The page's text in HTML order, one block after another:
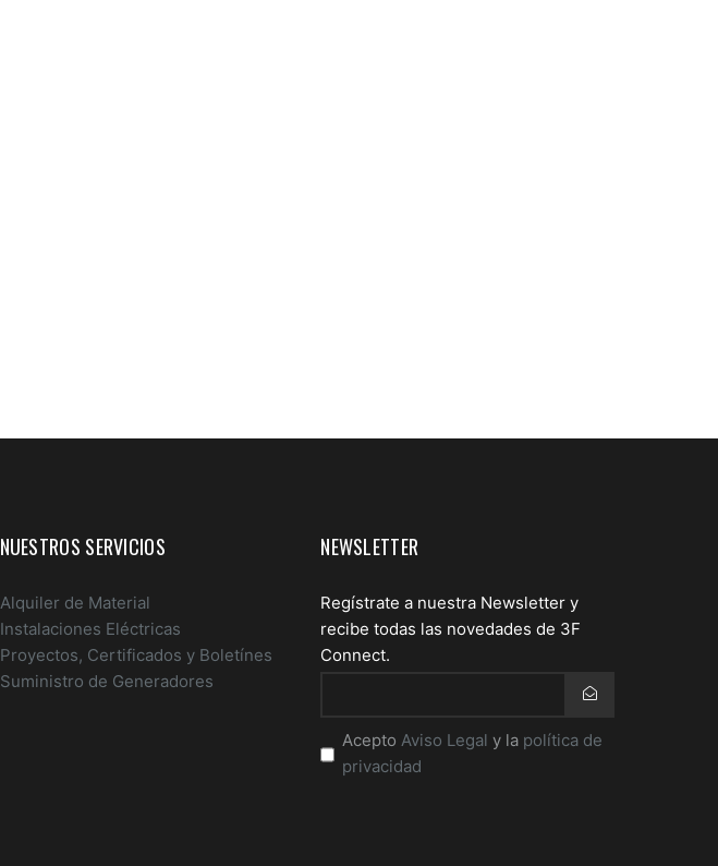
NUESTROS SERVICIOS
Alquiler de Material
Instalaciones Eléctricas
Proyectos, Certificados y Boletínes
Suministro de Generadores
NEWSLETTER
Regístrate a nuestra Newsletter y
recibe todas las novedades de 3F
Connect.
Email
*
AceptoAviso Legal y la política de
privacidad